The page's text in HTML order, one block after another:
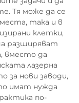
Тя може да се
така и в
клетки,
разширяват
вместо да
лазерна
за нови заводи,
имат нужда
по-